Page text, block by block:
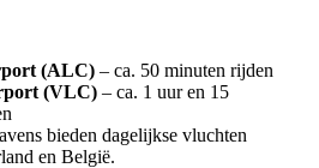
(ALC) – ca. 50 minuten rijden
(VLC) – ca. 1 uur en 15
bieden dagelijkse vluchten
en België.